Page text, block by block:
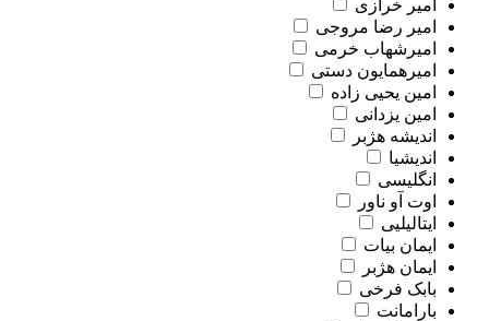
امیر خرازی
امیر رضا مروجی
امیرشهاب خرمی
امیرهمایون دستی
امین یحیی زاده
امین یزدانی
اندیشه هژبر
اندیشیا
انگلیسی
اوت آو ناور
ایتالیلیی
ایمان بیات
ایمان هژبر
بابک فرخی
بارامانت